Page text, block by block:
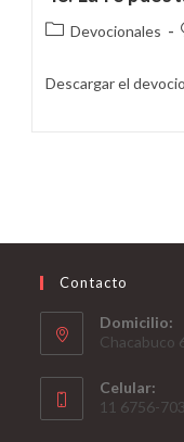
Categoría
la
Devocionales
Descargar el
Contacto
Domicilio:
Chacabuco
Celular:
11 6756-